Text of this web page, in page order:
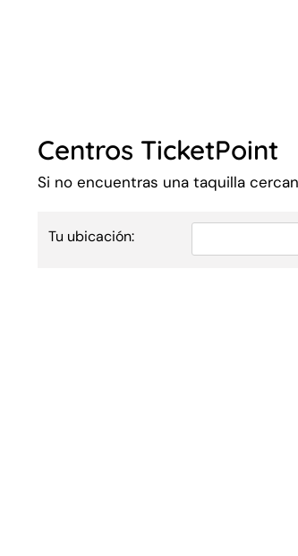
Centros TicketPoint
Si no encuentras una taquilla
Tu ubicación: